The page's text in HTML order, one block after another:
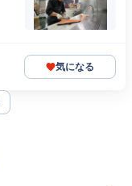
気になる